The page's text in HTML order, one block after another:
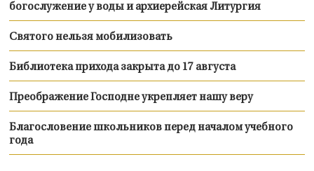
богослужение у воды и архиерейская Литургия
Святого нельзя мобилизовать
Библиотека прихода закрыта до 17 августа
Преображение Господне укрепляет нашу веру
Благословение школьников перед началом учебного
года